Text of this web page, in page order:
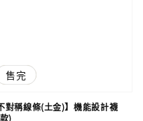
優惠
售完
不對稱線條(土金)】機能設計襪
)